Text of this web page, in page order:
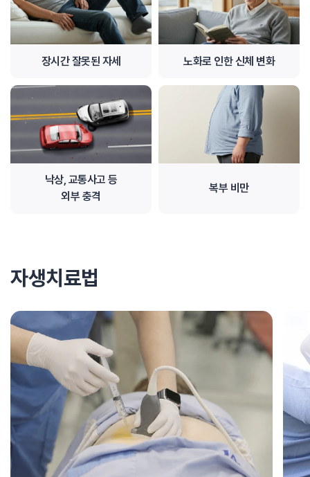
장시간 잘못된 자세 노화로 인한 신체 변화
낙상, 교통사고 등
외부 충격
복부 비만
자생치료법